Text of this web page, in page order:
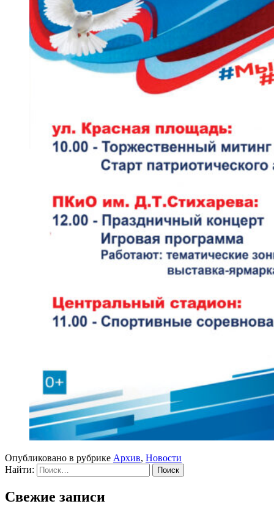
Опубликовано в рубрике Архив, Новости
Найти:
Свежие записи